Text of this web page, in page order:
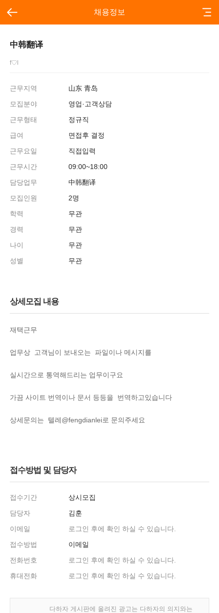
채용정보
中韩翻译
f♡l
근무지역
山东 青岛
모집분야
영업·고객상담
근무형태
정규직
급여
면접후 결정
근무요일
직접입력
근무시간
09:00~18:00
담당업무
中韩翻译
모집인원
2명
학력
무관
경력
무관
나이
무관
성별
무관
상세모집 내용
재택근무
업무상 고객님이 보내오는 파일이나 메시지를
실시간으로 통역해드리는 업무이구요
가끔 사이트 번역이나 문서 등등을 번역하고있습니다
상세문의는 텔레@fengdianlei로 문의주세요
접수방법 및 담당자
접수기간
상시모집
담당자
김훈
이메일
로그인 후에 확인 하실 수 있습니다.
접수방법
이메일
전화번호
로그인 후에 확인 하실 수 있습니다.
휴대전화
로그인 후에 확인 하실 수 있습니다.
다하자 게시판에 올려진 광고는 다하자의 의지와는